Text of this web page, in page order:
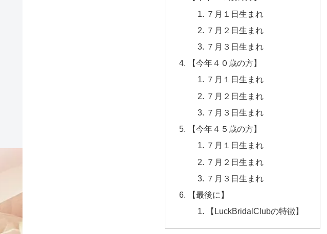
７月１日生まれ
７月２日生まれ
７月３日生まれ
【今年４０歳の方】
７月１日生まれ
７月２日生まれ
７月３日生まれ
【今年４５歳の方】
７月１日生まれ
７月２日生まれ
７月３日生まれ
【最後に】
【LuckBridalClubの特徴】